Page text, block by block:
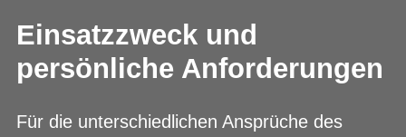
Einsatzzweck und
persönliche Anforderungen
Für die unterschiedlichen Ansprüche des